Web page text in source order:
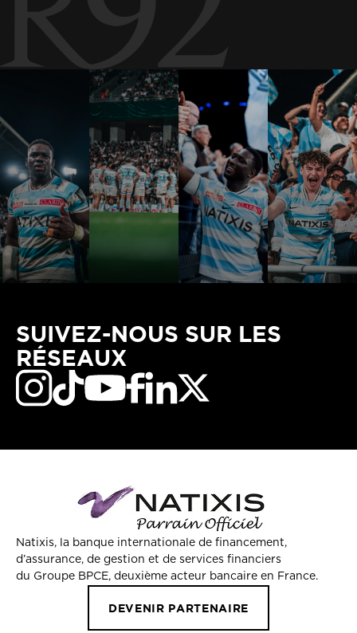
SUIVEZ-NOUS SUR LES
RÉSEAUX
Natixis, la banque internationale de financement,
d’assurance, de gestion et de services financiers
du Groupe BPCE, deuxième acteur bancaire en France.
DEVENIR PARTENAIRE